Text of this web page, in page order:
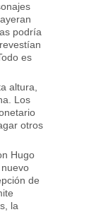
podría
es
altura,
Los
otros
Hugo
de
la